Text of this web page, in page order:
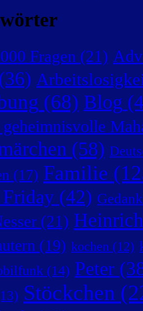
Fragen (21)
(68) Blog
(58)
(17) Familie
(42)
(21)
(19) kochen (12)
(14) Peter
Stöckchen